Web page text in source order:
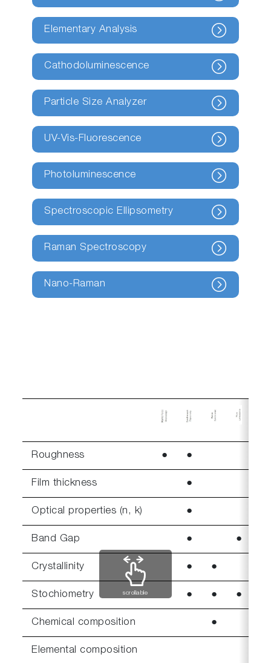
Elementary Analysis
Cathodoluminescence
Particle Size Analyzer
UV-Vis-Fluorescence
Photoluminescence
Spectroscopic Ellipsometry
Raman Spectroscopy
Nano-Raman
Roughness ● ●
Film thickness ●
Optical properties (n, k) ●
Band Gap ● ●
Crystallinity ● ●
Stochiometry ● ● ●
Chemical composition ●
Elemental composition
scrollable